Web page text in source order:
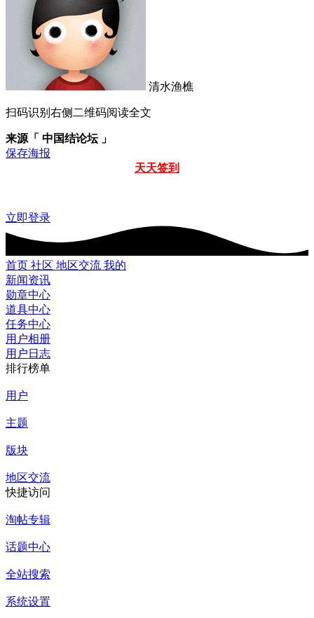
清水渔樵
扫码识别右侧二维码阅读全文
来源「 中国结论坛 」
保存海报
天天签到
立即登录
首页 社区 地区交流 我的
新闻资讯
勋章中心
道具中心
任务中心
用户相册
用户日志
排行榜单
用户
主题
版块
地区交流
快捷访问
淘帖专辑
话题中心
全站搜索
系统设置